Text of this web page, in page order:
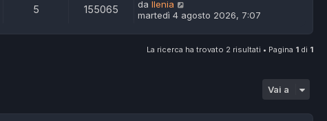
5 155065 da Ilenia
martedì 4 agosto 2026, 7:07
La ricerca ha trovato 2 risultati • Pagina 1 di 1
Vai a